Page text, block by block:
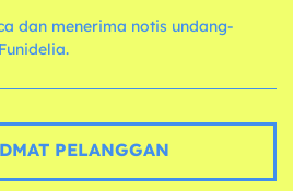
dan menerima notis undang-
Funidelia.
PELANGGAN